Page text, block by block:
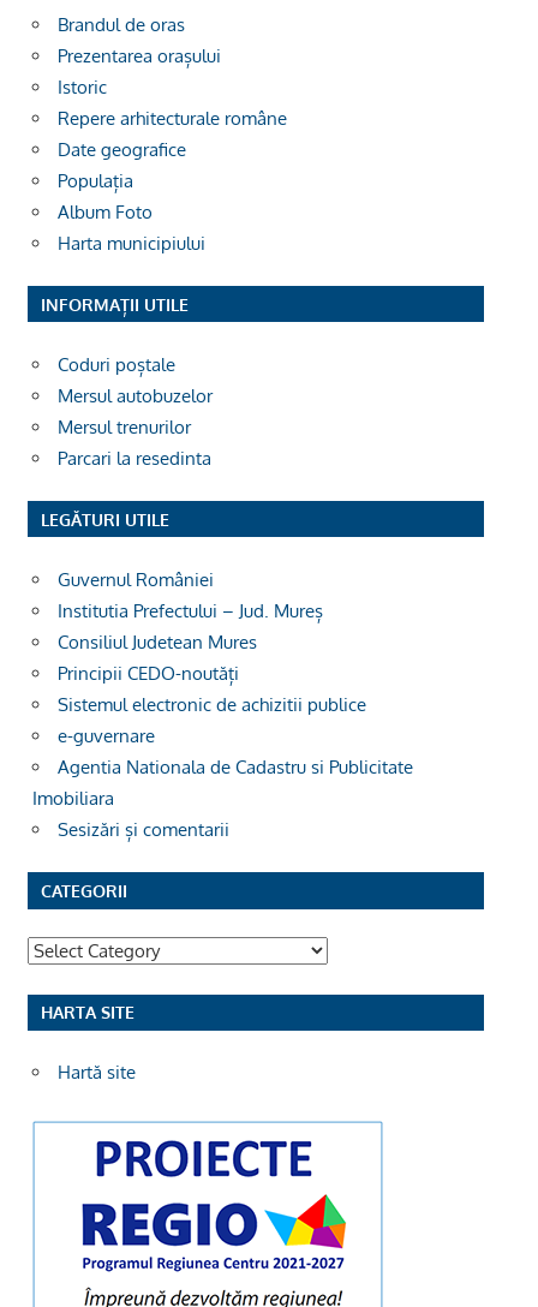
Brandul de oras
Prezentarea orașului
Istoric
Repere arhitecturale române
Date geografice
Populația
Album Foto
Harta municipiului
INFORMAȚII UTILE
Coduri poștale
Mersul autobuzelor
Mersul trenurilor
Parcari la resedinta
LEGĂTURI UTILE
Guvernul României
Institutia Prefectului – Jud. Mureș
Consiliul Judetean Mures
Principii CEDO-noutăți
Sistemul electronic de achizitii publice
e-guvernare
Agentia Nationala de Cadastru si Publicitate
Imobiliara
Sesizări și comentarii
CATEGORII
Categorii
HARTA SITE
Hartă site